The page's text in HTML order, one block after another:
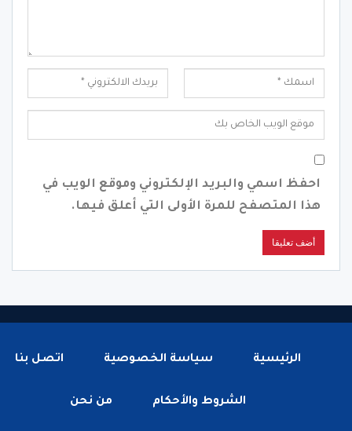
احفظ اسمي والبريد الإلكتروني وموقع الويب في
هذا المتصفح للمرة الأولى التي أعلق فيها.
الرئيسية سياسة الخصوصية اتصل بنا
الشروط والأحكام من نحن